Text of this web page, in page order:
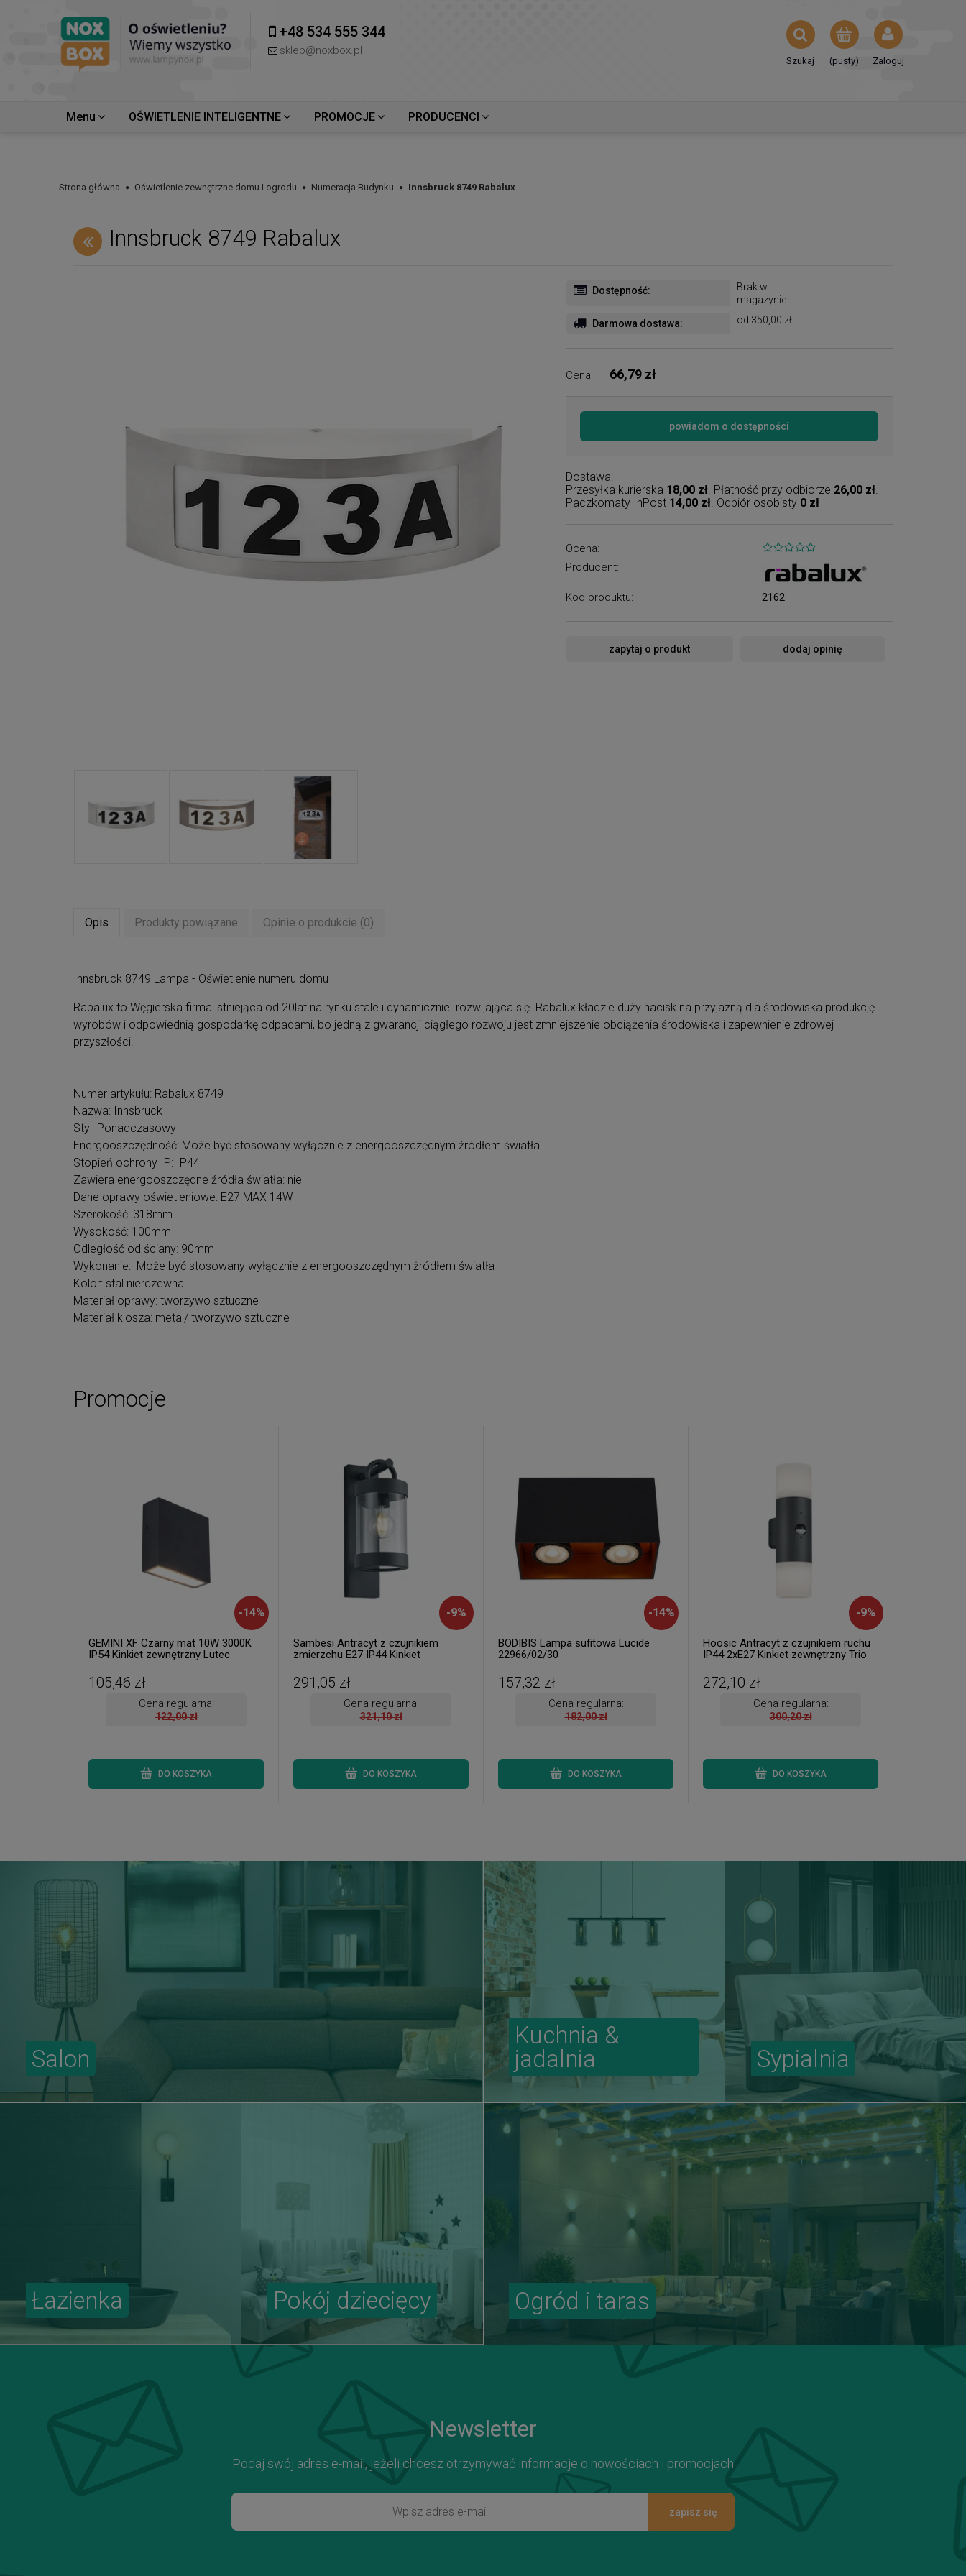
+48 534 555 344
sklep@noxbox.pl
(pusty) Zaloguj
Szukaj
Menu OŚWIETLENIE INTELIGENTNE PROMOCJE PRODUCENCI
Strona główna Oświetlenie zewnętrzne domu i ogrodu Numeracja Budynku Innsbruck 8749 Rabalux
Innsbruck 8749 Rabalux
Dostępność:
Brak w
magazynie
Darmowa dostawa: od 350,00 zł
Cena: 66,79 zł
powiadom o dostępności
Dostawa:
Przesyłka kurierska 18,00 zł. Płatność przy odbiorze 26,00 zł.
Paczkomaty InPost 14,00 zł. Odbiór osobisty 0 zł
Ocena:
Producent:
Kod produktu: 2162
zapytaj o produkt dodaj opinię
Opis Produkty powiązane Opinie o produkcie (0)
Innsbruck 8749 Lampa - Oświetlenie numeru domu
Rabalux to Węgierska firma istniejąca od 20lat na rynku stale i dynamicznie rozwijająca się. Rabalux kładzie duży nacisk na przyjazną dla środowiska produkcję
wyrobów i odpowiednią gospodarkę odpadami, bo jedną z gwarancji ciągłego rozwoju jest zmniejszenie obciążenia środowiska i zapewnienie zdrowej
przyszłości.
Numer artykułu: Rabalux 8749
Nazwa: Innsbruck
Styl: Ponadczasowy
Energooszczędność: Może być stosowany wyłącznie z energooszczędnym źródłem światła
Stopień ochrony IP: IP44
Zawiera energooszczędne źródła światła: nie
Dane oprawy oświetleniowe: E27 MAX 14W
Szerokość: 318mm
Wysokość: 100mm
Odległość od ściany: 90mm
Wykonanie: Może być stosowany wyłącznie z energooszczędnym żródłem światła
Kolor: stal nierdzewna
Materiał oprawy: tworzywo sztuczne
Materiał klosza: metal/ tworzywo sztuczne
Promocje
-14%
GEMINI XF Czarny mat 10W 3000K
IP54 Kinkiet zewnętrzny Lutec
105,46 zł
Cena regularna:
122,00 zł
DO KOSZYKA
-9%
Sambesi Antracyt z czujnikiem
zmierzchu E27 IP44 Kinkiet
291,05 zł
Cena regularna:
321,10 zł
DO KOSZYKA
-14%
BODIBIS Lampa sufitowa Lucide
22966/02/30
157,32 zł
Cena regularna:
182,00 zł
DO KOSZYKA
-9%
Hoosic Antracyt z czujnikiem ruchu
IP44 2xE27 Kinkiet zewnętrzny Trio
272,10 zł
Cena regularna:
300,20 zł
DO KOSZYKA
Salon
Kuchnia &
jadalnia
Sypialnia
Ogród i taras
Łazienka Pokój dziecięcy
Newsletter
Podaj swój adres e-mail, jeżeli chcesz otrzymywać informacje o nowościach i promocjach
zapisz się